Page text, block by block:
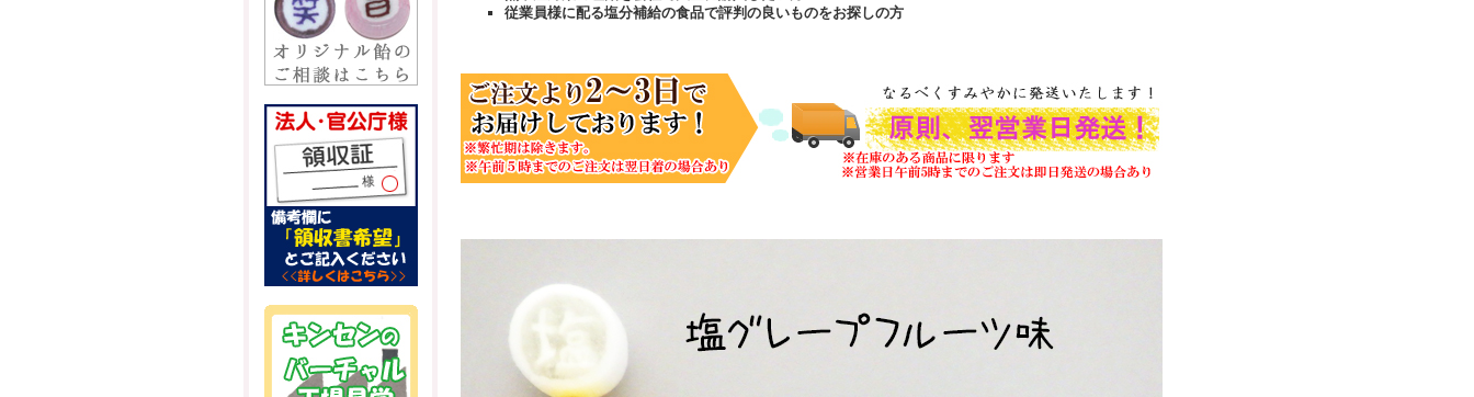
従業員様に配る塩分補給の食品で評判の良いものをお探しの方